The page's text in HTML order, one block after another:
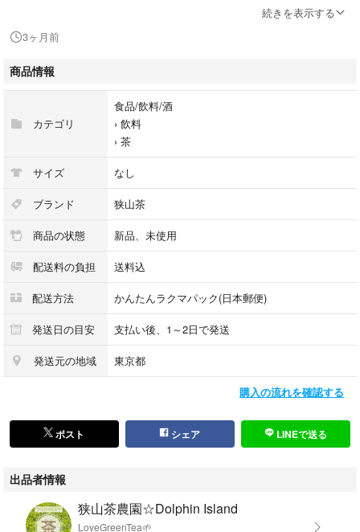
狭山茶(新茶/令8年産)
深蒸し/緑茶
◯特上煎茶100g
◯高級煎茶100g
◯上ほうじ茶100g (拘りの深煎り)
◯和紅茶ティーバッグ10コ入り(1袋)
◯賞味期限 2026.12.01
#互繁園の狭山茶セット商品一覧はこちら
【ご予約から発送までの流れ】
①コメントよりご希望内容をお知らせください。
②ご希望内容に合わせて販売価格をお知らせ致します。
③販売価格にご納得いただいた上で、専用出品のご用意を致します。その
意ください。
④新茶の準備ができましたらお知らせし、販売価格を通常価格に戻しま
⑤ご注文内容を再度ご確認いただき、お間違いなければ、ご購入お手続き
ください。
⑥お支払い等の確認が出来次第、速やかに発送手続きを致します。
続きを表示する
3ヶ月前
商品情報
カテゴリ
食品/飲料/酒
› 飲料
› 茶
サイズ なし
ブランド 狭山茶
商品の状態 新品、未使用
配送料の負担 送料込
配送方法 かんたんラクマパック(日本郵便)
発送日の目安 支払い後、1～2日で発送
発送元の地域 東京都
購入の流れを確認する
ポスト シェア LINEで送る
出品者情報
狭山茶農園☆Dolphin Island
LoveGreenTea🌱